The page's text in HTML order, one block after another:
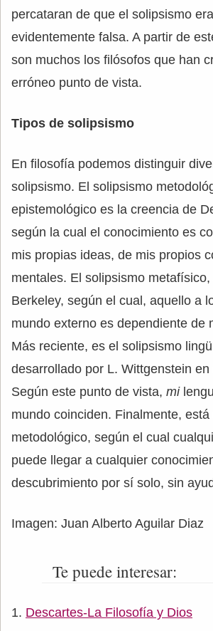
percataran de que el solipsismo
evidentemente falsa. A partir de
son muchos los filósofos que han
erróneo punto de vista.
Tipos de solipsismo
En filosofía podemos distinguir
solipsismo. El solipsismo
epistemológico es la creencia de
según la cual el conocimiento es
mis propias ideas, de mis propios
mentales. El solipsismo
Berkeley, según el cual, aquello a
mundo externo es dependiente de
Más reciente, es el solipsismo
desarrollado por L. Wittgenstein en
Según este punto de vista, mi
mundo coinciden. Finalmente,
metodológico, según el cual
puede llegar a cualquier
descubrimiento por sí solo, sin
Imagen: Juan Alberto Aguilar Diaz
Te puede interesar:
Descartes-La Filosofía y Dios